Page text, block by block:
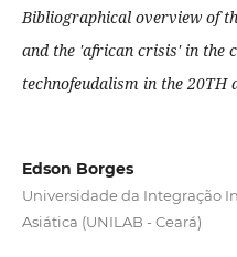
Bibliographical overview of
and the 'african crisis' in the
technofeudalism in the 20TH
Edson Borges
Universidade da Integração
Asiática (UNILAB - Ceará)